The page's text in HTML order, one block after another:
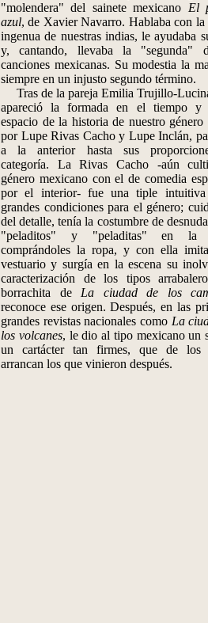
"molendera" del sainete mexicano El
azul, de Xavier Navarro. Hablaba con la
ingenua de nuestras indias, le ayudaba
y, cantando, llevaba la "segunda"
canciones mexicanas. Su modestia la
siempre en un injusto segundo término.
Tras de la pareja Emilia Trujillo-
apareció la formada en el tiempo
espacio de la historia de nuestro género
por Lupe Rivas Cacho y Lupe Inclán,
a la anterior hasta sus
categoría. La Rivas Cacho -aún
género mexicano con el de comedia
por el interior- fue una tiple
grandes condiciones para el género;
del detalle, tenía la costumbre de
"peladitos" y "peladitas" en la
comprándoles la ropa, y con ella
vestuario y surgía en la escena su
caracterización de los tipos
borrachita de La ciudad de los
reconoce ese origen. Después, en las
grandes revistas nacionales como La
los volcanes, le dio al tipo mexicano un
un cartácter tan firmes, que de los
arrancan los que vinieron después.